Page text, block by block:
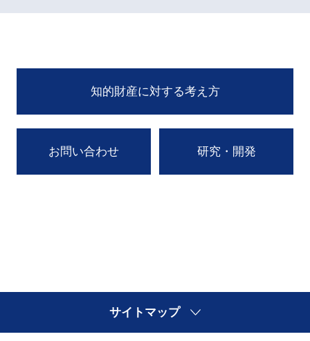
知的財産に対する考え方
お問い合わせ 研究・開発
サイトマップ